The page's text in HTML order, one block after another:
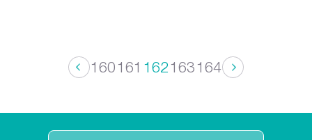
160 161 162 163 164